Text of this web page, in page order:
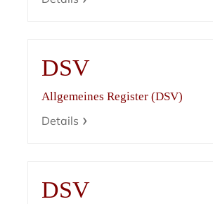
DSV
Allgemeines Register (DSV)
Details
DSV